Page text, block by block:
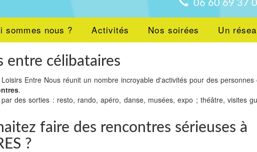
06 60 69 37
sommes nous ? Activités Nos soirées Un
entre célibataires
Entre Nous réunit un nombre incroyable d'activités pour des
.
des sorties : resto, rando, apéro, danse, musées, expo ; théâtre, visites
faire des rencontres sérieuses à
?